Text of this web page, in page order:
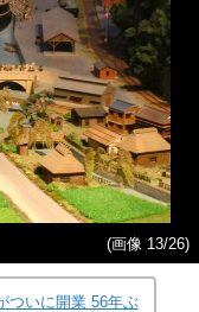
(画像 13/26)
ついに開業 56年ぶ